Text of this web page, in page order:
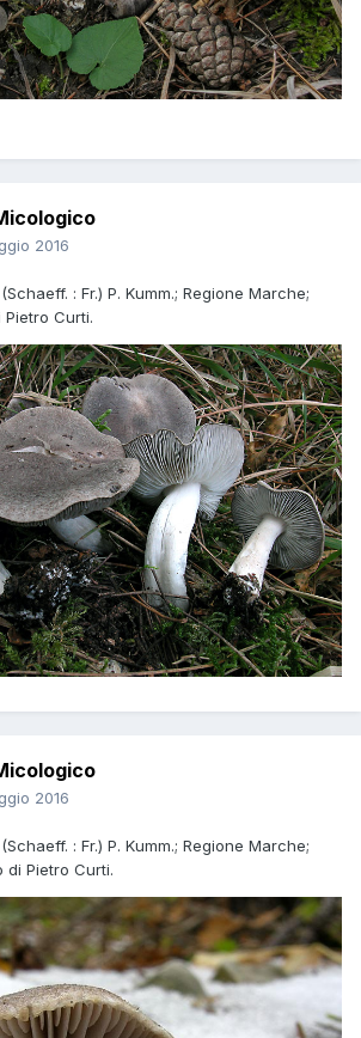
2016
: Fr.) P. Kumm.; Regione Marche;
Pietro Curti.
2016
: Fr.) P. Kumm.; Regione Marche;
di Pietro Curti.